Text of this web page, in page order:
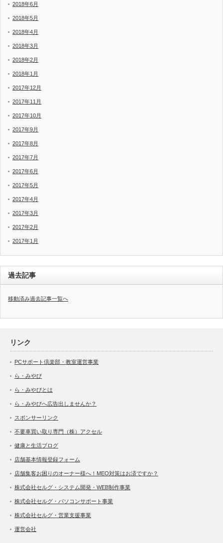
2018年6月
2018年5月
2018年4月
2018年3月
2018年2月
2018年1月
2017年12月
2017年11月
2017年10月
2017年9月
2017年8月
2017年7月
2017年6月
2017年5月
2017年4月
2017年3月
2017年2月
2017年1月
過去記事
移動済み過去記事一覧へ
リンク
PCサポート倶楽部・教室運営事業
ら・みやび
ら・みやびとは
ら・みやびへ広告出しませんか？
スポンサーリンク
不要車買い取り専門（株）アクセル
健康と生活ブログ
店舗基本情報登録フォーム
店舗集客お困りのオーナー様へ！MEO対策はお済ですか？
株式会社セルグ・システム開発・WEB制作事業
株式会社セルグ・パソコンサポート事業
株式会社セルグ・営業支援事業
運営会社